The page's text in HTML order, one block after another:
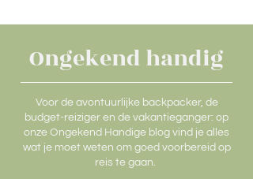
Ongekend handig
Voor de avontuurlijke backpacker, de
budget-reiziger en de vakantieganger: op
onze Ongekend Handige blog vind je alles
wat je moet weten om goed voorbereid op
reis te gaan.